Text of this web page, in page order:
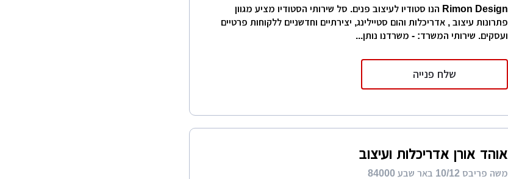
Rimon Design הנו סטודיו לעיצוב פנים. סל שירותי הסטודיו מציע מגוון
פתרונות עיצוב , אדריכלות והום סטיילינג, יצירתיים וחדשניים ללקוחות פרטיים
ועסקים. שירותי המשרד: - משרדנו נותן...
שלח פנייה
אוהד אורן אדריכלות ועיצוב
משה פריבס 10/12 באר שבע 84000